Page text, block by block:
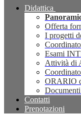
Didattica
Offerta
I progetti
Esami
Attività di
ORARIO
Contatti
Prenotazioni